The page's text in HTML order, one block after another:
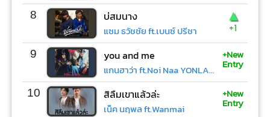
8 บ่สมนาง
แซม ธวัชชัย ft.เบนซ์ ปรีชา
▲
+1
9 you and me
แกนฮาว่า ft.Noi Naa YONLAPA
+New
Entry
10 สิลืมเขาแล้วล่ะ
เน็ค นฤพล ft.Wanmai
+New
Entry